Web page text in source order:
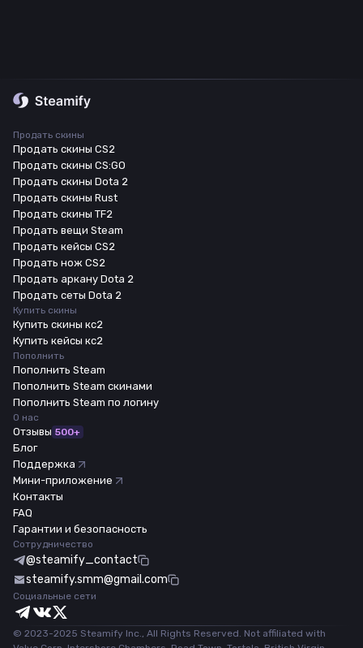
Продать скины
Продать скины CS2
Продать скины CS:GO
Продать скины Dota 2
Продать скины Rust
Продать скины TF2
Продать вещи Steam
Продать кейсы CS2
Продать нож CS2
Продать аркану Dota 2
Продать сеты Dota 2
Купить скины
Купить скины кс2
Купить кейсы кс2
Пополнить
Пополнить Steam
Пополнить Steam скинами
Пополнить Steam по логину
О нас
Отзывы 500+
Блог
Поддержка
Мини-приложение
Контакты
FAQ
Гарантии и безопасность
Сотрудничество
@steamify_contact
steamify.smm@gmail.com
Социальные сети
© 2023-2025 Steamify Inc., All Rights Reserved. Not affiliated with